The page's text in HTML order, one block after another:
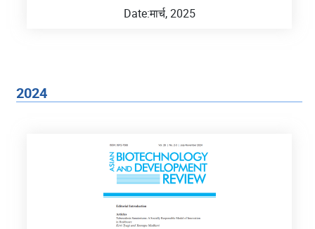
Date:मार्च, 2025
2024